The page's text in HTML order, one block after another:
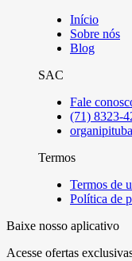
Início
Sobre nós
Blog
SAC
Fale
(71) 8323-
Termos
Termos de
Política de
Baixe nosso aplicativo
Acesse ofertas